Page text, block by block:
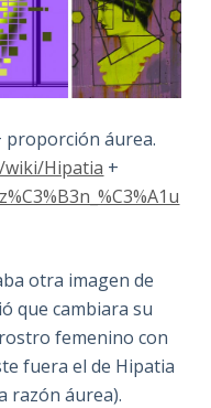
proporción áurea.
Hipatia +
otra imagen de
que cambiara su
femenino con
fuera el de Hipatia
razón áurea).